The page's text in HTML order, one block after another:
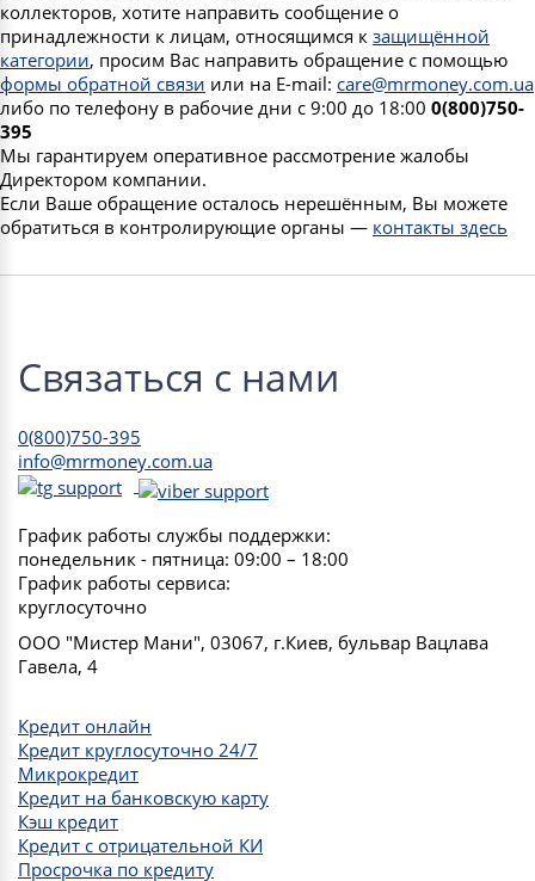
коллекторов, хотите направить сообщение о
принадлежности к лицам, относящимся к защищённой
категории, просим Вас направить обращение с помощью
формы обратной связи или на E-mail: care@mrmoney.com.ua
либо по телефону в рабочие дни с 9:00 до 18:00 0(800)750-
395
Мы гарантируем оперативное рассмотрение жалобы
Директором компании.
Если Ваше обращение осталось нерешённым, Вы можете
обратиться в контролирующие органы — контакты здесь
Связаться с нами
0(800)750-395
info@mrmoney.com.ua
График работы службы поддержки:
понедельник - пятница: 09:00 – 18:00
График работы сервиса:
круглосуточно
ООО "Мистер Мани", 03067, г.Киев, бульвар Вацлава
Гавела, 4
Кредит онлайн
Кредит круглосуточно 24/7
Микрокредит
Кредит на банковскую карту
Кэш кредит
Кредит с отрицательной КИ
Просрочка по кредиту